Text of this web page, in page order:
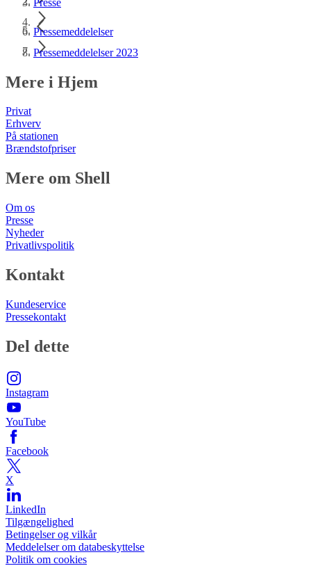
Pressemeddelelser
Pressemeddelelser 2023
Mere i Hjem
Privat
Erhverv
På stationen
Brændstofpriser
Mere om Shell
Om os
Presse
Nyheder
Privatlivspolitik
Kontakt
Kundeservice
Pressekontakt
Del dette
Instagram
YouTube
Facebook
X
LinkedIn
Tilgængelighed
Betingelser og vilkår
Meddelelser om databeskyttelse
Politik om cookies